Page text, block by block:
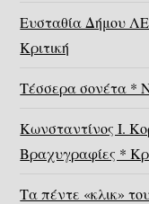
Ευσταθία Δήμου
Κριτική
Τέσσερα σονέτα *
Κωνσταντίνος Ι.
Βραχυγραφίες *
Τα πέντε «κλικ»